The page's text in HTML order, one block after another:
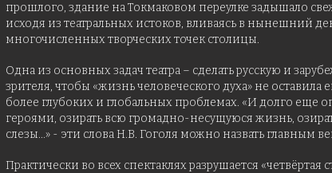
прошлого, здание на Токмаковом переулке задышало
исходя из театральных истоков, вливаясь в нынешний
многочисленных творческих точек столицы.
Одна из основных задач театра – сделать русскую и
зрителя, чтобы «жизнь человеческого духа» не
более глубоких и глобальных проблемах. «И долго
героями, озирать всю громадно-несущуюся жизнь,
слезы...» - эти слова Н.В. Гоголя можно назвать главным
Практически во всех спектаклях разрушается